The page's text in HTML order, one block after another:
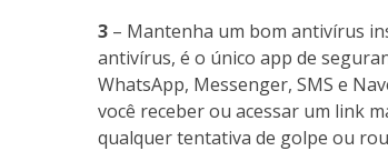
3 – Mantenha um bom antivírus
antivírus, é o único app de
WhatsApp, Messenger, SMS e
você receber ou acessar um link
qualquer tentativa de golpe ou